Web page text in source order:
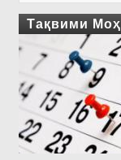
Тақвими Моҳ